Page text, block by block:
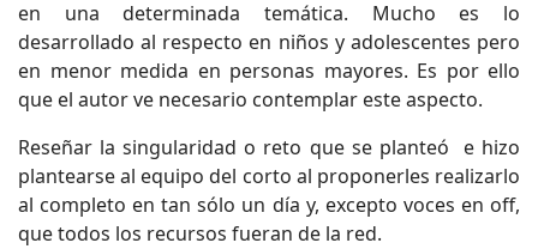
en una determinada temática. Mucho es lo
desarrollado al respecto en niños y adolescentes pero
en menor medida en personas mayores. Es por ello
que el autor ve necesario contemplar este aspecto.
Reseñar la singularidad o reto que se planteó e hizo
plantearse al equipo del corto al proponerles realizarlo
al completo en tan sólo un día y, excepto voces en off,
que todos los recursos fueran de la red.